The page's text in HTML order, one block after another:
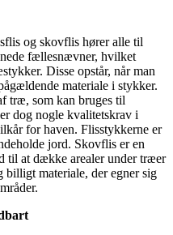
og skovflis hører alle til
fællesnævner, hvilket
Disse opstår, når man
materiale i stykker.
træ, som kan bruges til
dog nogle kvalitetskrav i
for haven. Flisstykkerne er
jord. Skovflis er en
til at dække arealer under træer
billigt materiale, der egner sig